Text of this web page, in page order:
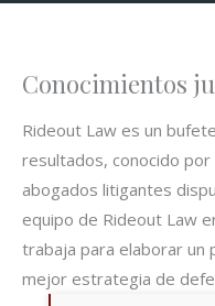
Conocimientos
Rideout Law es un
resultados, conocido
abogados litigantes
equipo de Rideout Law
trabaja para elaborar un
mejor estrategia de